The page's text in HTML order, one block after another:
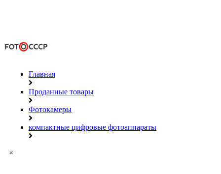
Главная
Проданные товары
Фотокамеры
компактные цифровые фотоаппараты
×